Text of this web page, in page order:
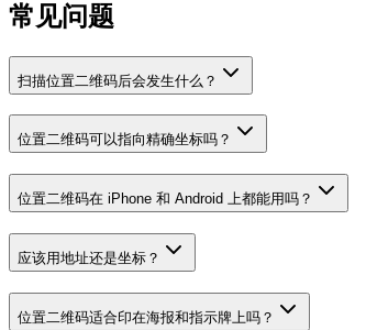
常见问题
扫描位置二维码后会发生什么？
位置二维码可以指向精确坐标吗？
位置二维码在 iPhone 和 Android 上都能用吗？
应该用地址还是坐标？
位置二维码适合印在海报和指示牌上吗？